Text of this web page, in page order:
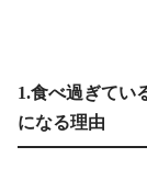
1.食べ過ぎてい
になる理由